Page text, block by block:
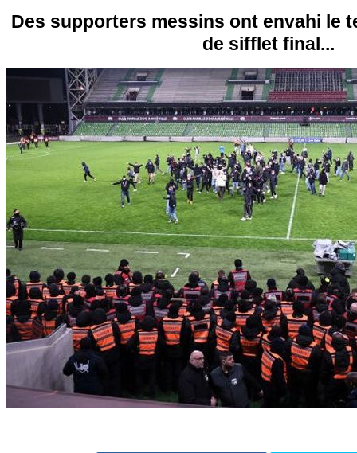
Des supporters messins ont envahi le
de sifflet final...